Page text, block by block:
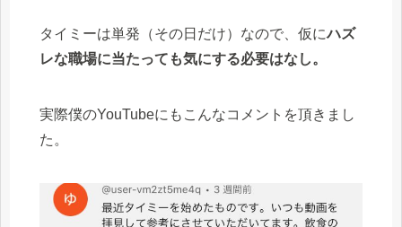
タイミーは単発（その日だけ）なので、仮にハズ
レな職場に当たっても気にする必要はなし。
実際僕のYouTubeにもこんなコメントを頂きまし
た。